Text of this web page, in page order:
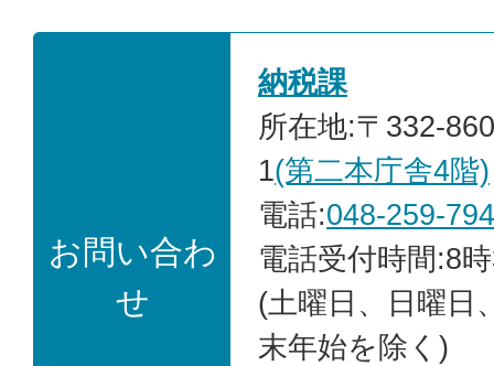
お問い合わ
せ
納税課
所在地:〒332-
1(第二本庁舎4階)
電話:048-259-
電話受付時間:8
(土曜日、日曜日
末年始を除く)